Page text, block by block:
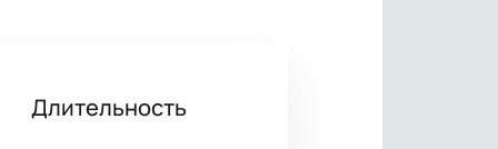
Длительность